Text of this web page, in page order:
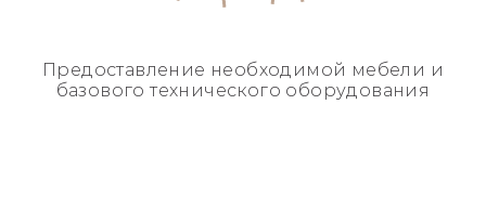
Предоставление необходимой мебели и
базовоготехнического оборудования